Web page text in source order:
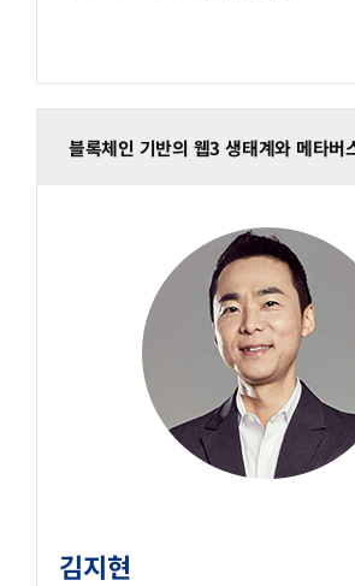
블록체인 기반의 웹3 생태계와 메타버
김지현